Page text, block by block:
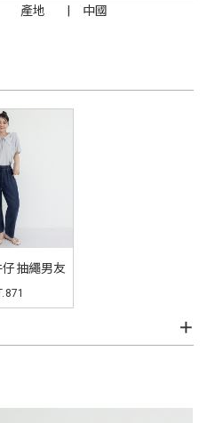
產地 中國
抽繩男友